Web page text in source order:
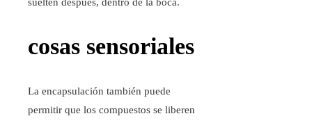
suelten después, dentro de la boca.
cosas sensoriales
La encapsulación también puede
permitir que los compuestos se liberen